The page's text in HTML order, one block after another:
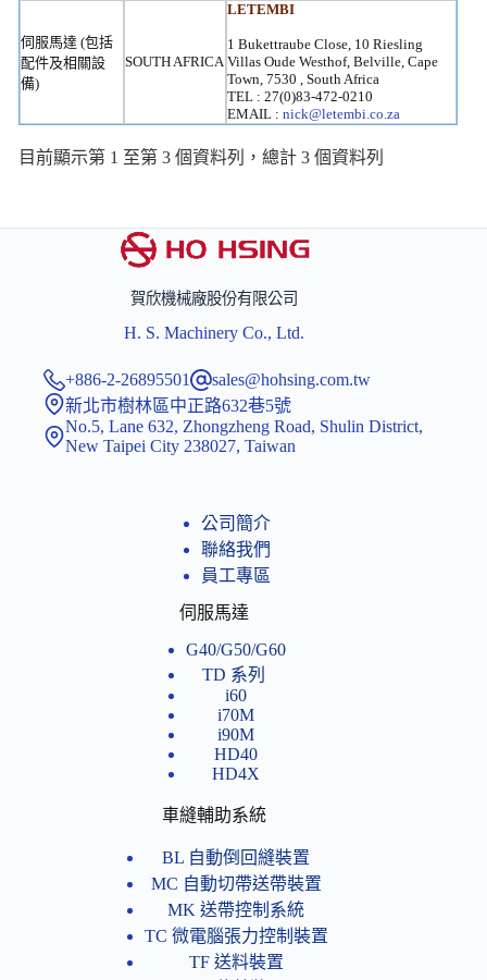
伺服馬達 (包括
配件及相關設
備)
SOUTH AFRICA
LETEMBI
1 Bukettraube Close, 10 Riesling
Villas Oude Westhof, Belville, Cape
Town, 7530 , South Africa
TEL : 27(0)83-472-0210
EMAIL : nick@letembi.co.za
目前顯示第 1 至第 3 個資料列，總計 3 個資料列
賀欣機械廠股份有限公司
H. S. Machinery Co., Ltd.
+886-2-26895501
sales@hohsing.com.tw
新北市樹林區中正路632巷5號
No.5, Lane 632, Zhongzheng Road, Shulin District,
New Taipei City 238027, Taiwan
公司簡介
聯絡我們
員工專區
伺服馬達
G40/G50/G60
TD 系列
i60
i70M
i90M
HD40
HD4X
車縫輔助系統
BL 自動倒回縫裝置
MC 自動切帶送帶裝置
MK 送帶控制系統
TC 微電腦張力控制裝置
TF 送料裝置